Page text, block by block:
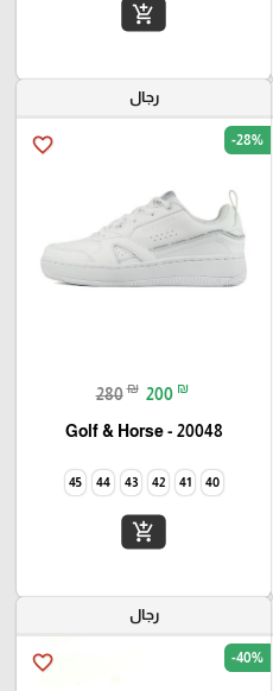
add_shopping_cart
رجال
favorite_border -28%
280 ₪ 200 ₪
Golf & Horse - 20048
40
41
42
43
44
45
add_shopping_cart
رجال
favorite_border -40%